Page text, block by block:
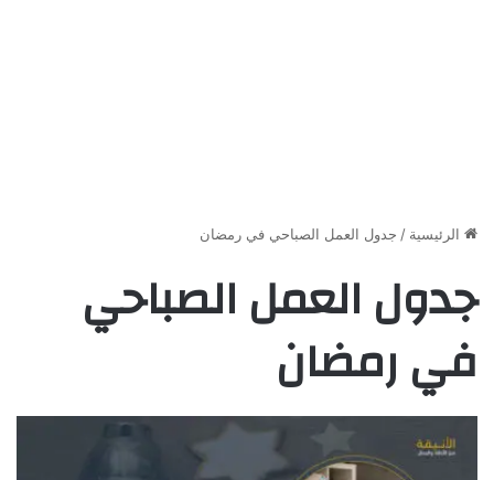
الرئيسية / جدول العمل الصباحي في رمضان
جدول العمل الصباحي
في رمضان